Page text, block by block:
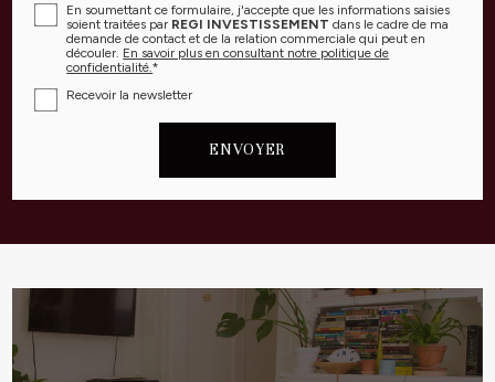
En soumettant ce formulaire, j'accepte que les informations saisies
soient traitées par REGI INVESTISSEMENT dans le cadre de ma
demande de contact et de la relation commerciale qui peut en
découler. En savoir plus en consultant notre politique de
confidentialité.*
Recevoir la newsletter